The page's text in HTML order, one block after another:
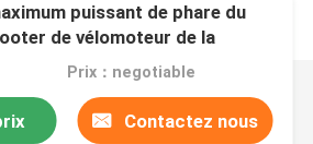
puissant de phare du
de vélomoteur de la
chambrePrix：negotiable
Contactez nous